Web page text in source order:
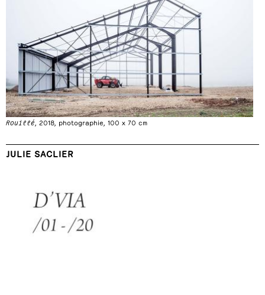
Rouillé, 2018, photographie, 100 x 70 cm
JULIE SACLIER